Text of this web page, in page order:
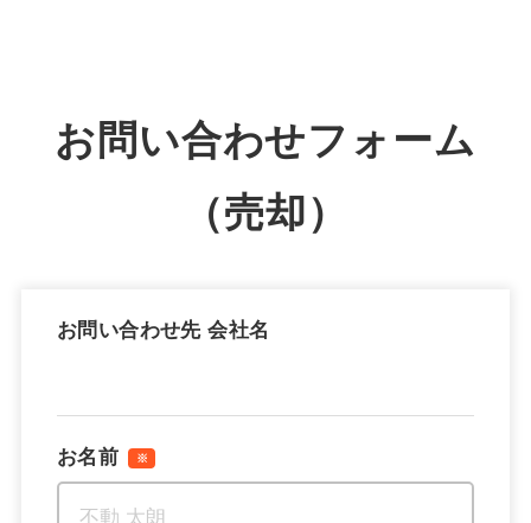
お問い合わせフォーム
（売却）
お問い合わせ先 会社名
お名前 ※